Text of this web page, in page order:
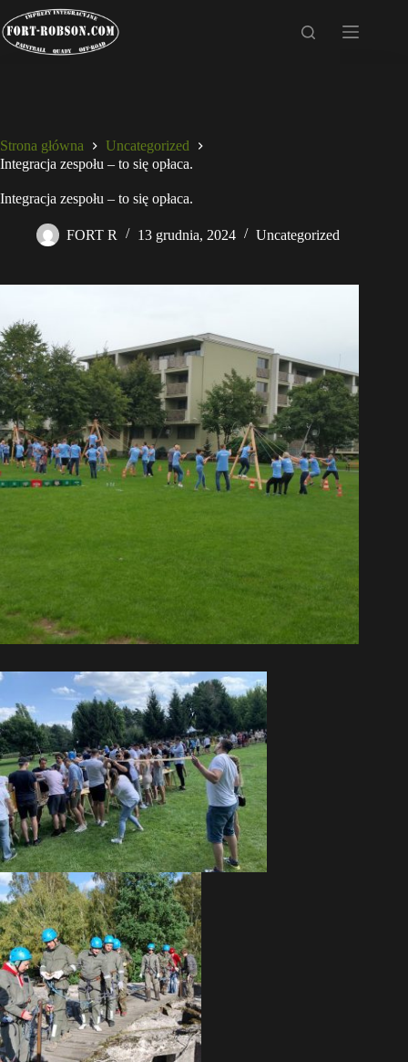
Przejdź
do
treści
Strona główna
Uncategorized
Integracja zespołu – to się opłaca.
Integracja zespołu – to się opłaca.
FORT R 13 grudnia, 2024 Uncategorized